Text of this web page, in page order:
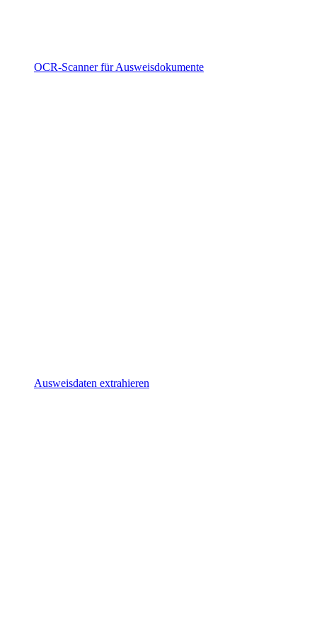
OCR-Scanner für Ausweisdokumente
Ausweisdaten extrahieren